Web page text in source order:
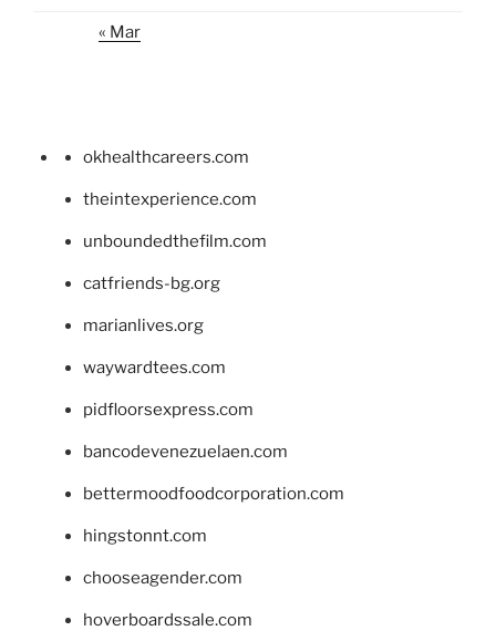
« Mar
okhealthcareers.com
theintexperience.com
unboundedthefilm.com
catfriends-bg.org
marianlives.org
waywardtees.com
pidfloorsexpress.com
bancodevenezuelaen.com
bettermoodfoodcorporation.com
hingstonnt.com
chooseagender.com
hoverboardssale.com